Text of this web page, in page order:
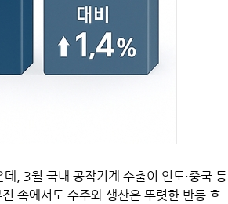
, 3월 국내 공작기계 수출이 인도·중국 등
속에서도 수주와 생산은 뚜렷한 반등 흐